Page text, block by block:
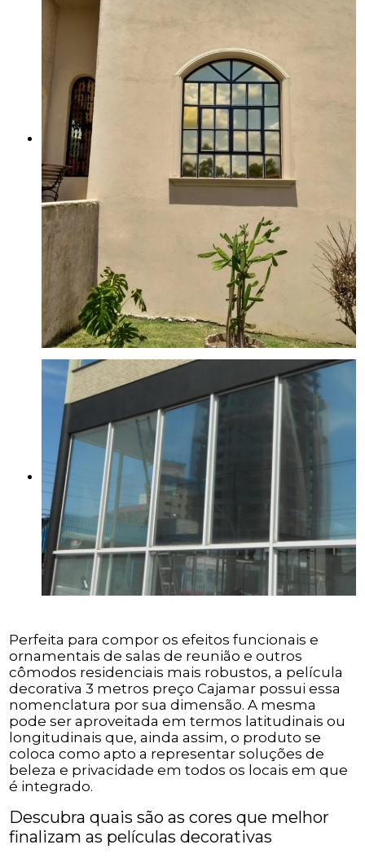
Perfeita para compor os efeitos funcionais e
ornamentais de salas de reunião e outros
cômodos residenciais mais robustos, a película
decorativa 3 metros preço Cajamar possui essa
nomenclatura por sua dimensão. A mesma
pode ser aproveitada em termos latitudinais ou
longitudinais que, ainda assim, o produto se
coloca como apto a representar soluções de
beleza e privacidade em todos os locais em que
é integrado.
Descubra quais são as cores que melhor
finalizam as películas decorativas